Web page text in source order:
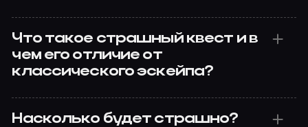
Что такое страшный квест и в
чем его отличие от
классического эскейпа?
Насколько будет страшно?